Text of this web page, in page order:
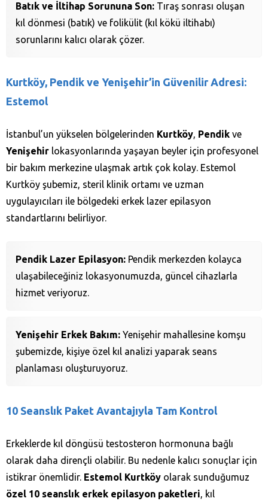
Batık ve İltihap Sorununa Son: Tıraş sonrası oluşan
kıl dönmesi (batık) ve folikülit (kıl kökü iltihabı)
sorunlarını kalıcı olarak çözer.
Kurtköy, Pendik ve Yenişehir’in Güvenilir Adresi:
Estemol
İstanbul’un yükselen bölgelerinden Kurtköy, Pendik ve
Yenişehir lokasyonlarında yaşayan beyler için profesyonel
bir bakım merkezine ulaşmak artık çok kolay. Estemol
Kurtköy şubemiz, steril klinik ortamı ve uzman
uygulayıcıları ile bölgedeki erkek lazer epilasyon
standartlarını belirliyor.
Pendik Lazer Epilasyon: Pendik merkezden kolayca
ulaşabileceğiniz lokasyonumuzda, güncel cihazlarla
hizmet veriyoruz.
Yenişehir Erkek Bakım: Yenişehir mahallesine komşu
şubemizde, kişiye özel kıl analizi yaparak seans
planlaması oluşturuyoruz.
10 Seanslık Paket Avantajıyla Tam Kontrol
Erkeklerde kıl döngüsü testosteron hormonuna bağlı
olarak daha dirençli olabilir. Bu nedenle kalıcı sonuçlar için
istikrar önemlidir. Estemol Kurtköy olarak sunduğumuz
özel 10 seanslık erkek epilasyon paketleri, kıl